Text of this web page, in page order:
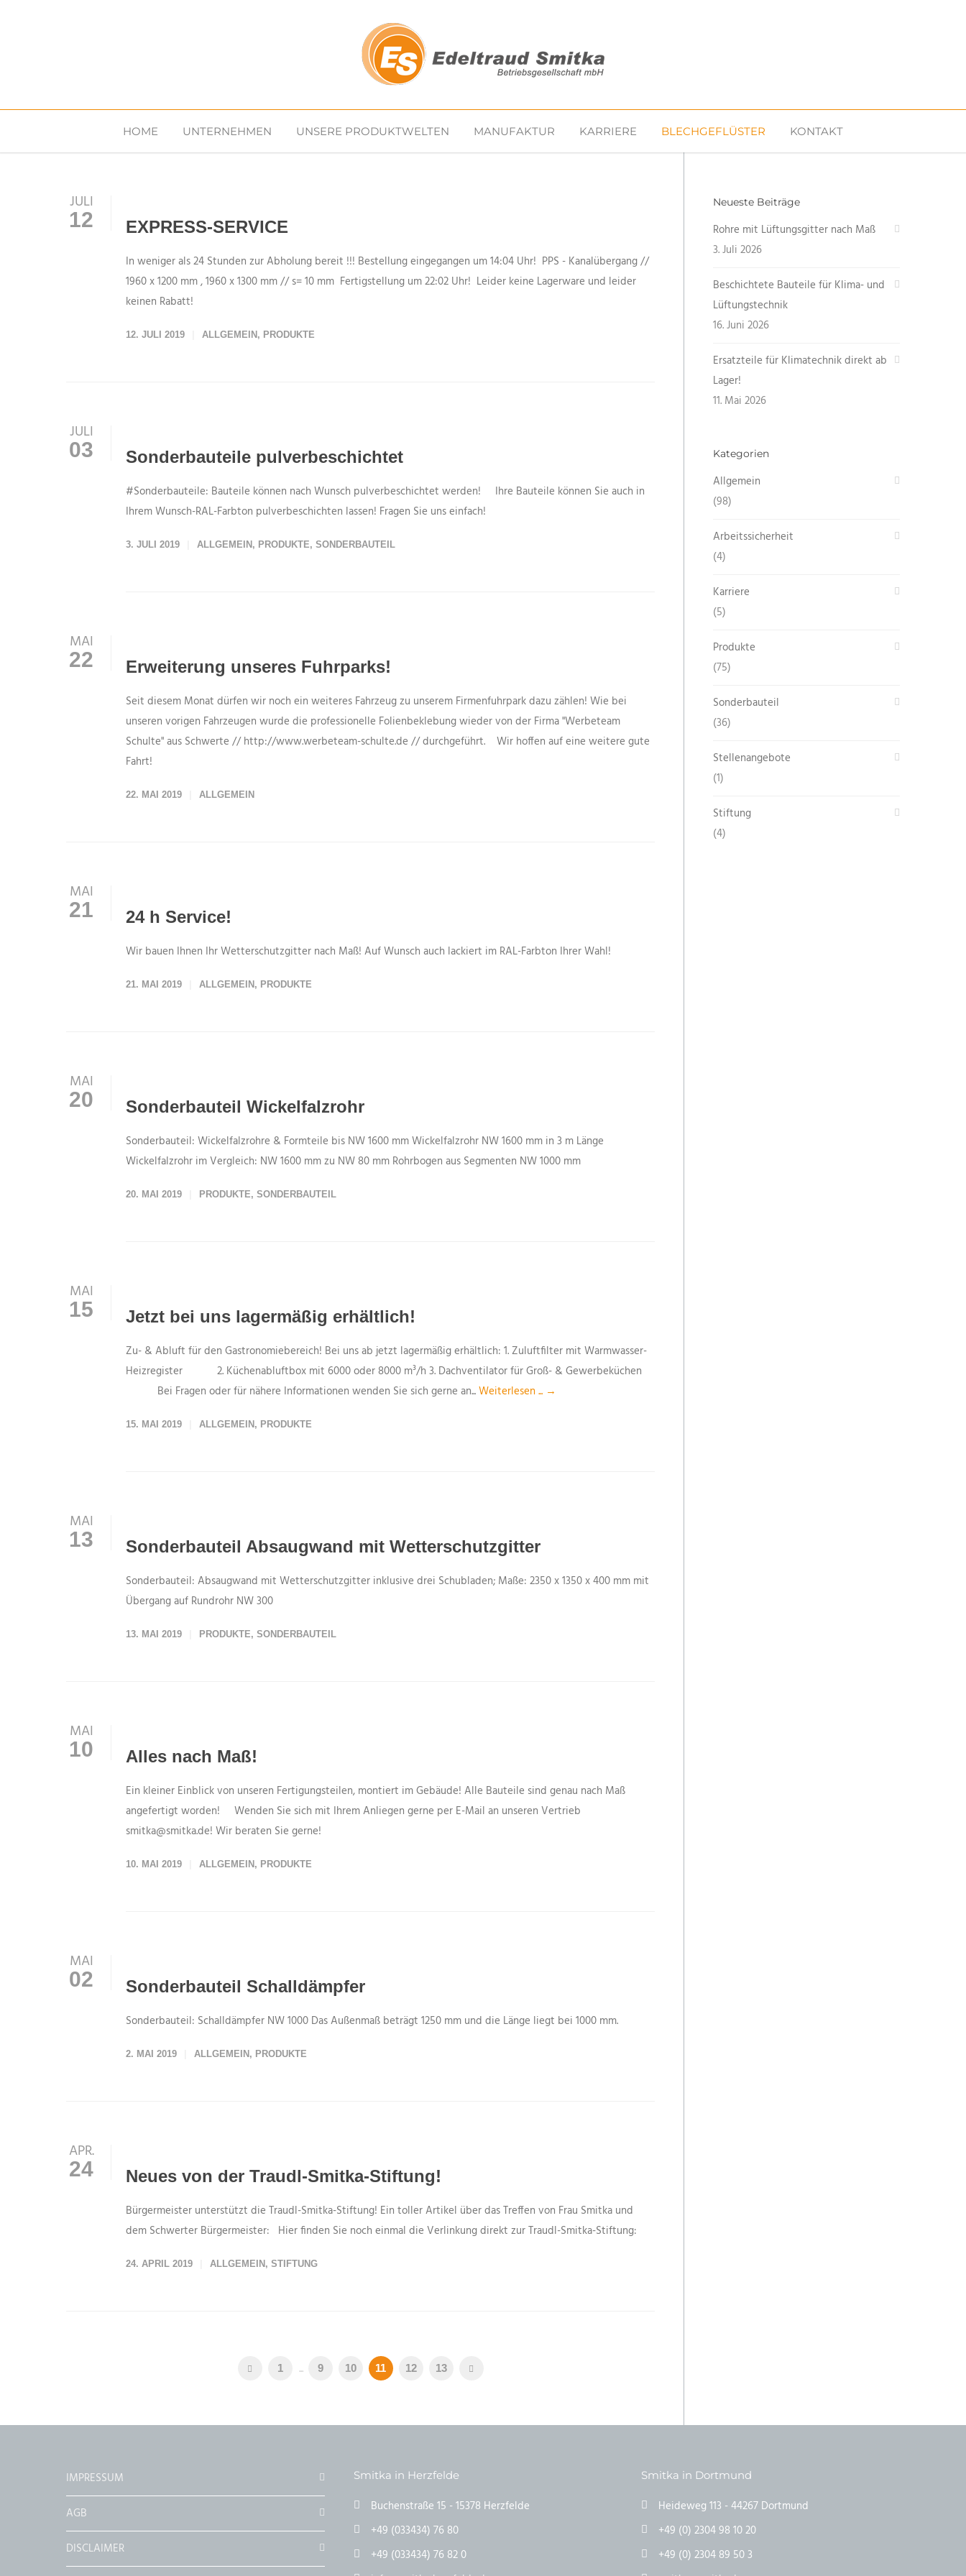
HOME UNTERNEHMEN UNSERE PRODUKTWELTEN MANUFAKTUR KARRIERE BLECHGEFLÜSTER KONTAKT
JULI
12 EXPRESS-SERVICE
In weniger als 24 Stunden zur Abholung bereit !!! Bestellung eingegangen um 14:04 Uhr! PPS - Kanalübergang //
1960 x 1200 mm , 1960 x 1300 mm // s= 10 mm Fertigstellung um 22:02 Uhr! Leider keine Lagerware und leider
keinen Rabatt!
12. JULI 2019 ALLGEMEIN , PRODUKTE
JULI
03 Sonderbauteile pulverbeschichtet
#Sonderbauteile: Bauteile können nach Wunsch pulverbeschichtet werden! Ihre Bauteile können Sie auch in
Ihrem Wunsch-RAL-Farbton pulverbeschichten lassen! Fragen Sie uns einfach!
3. JULI 2019 ALLGEMEIN , PRODUKTE, SONDERBAUTEIL
MAI
22 Erweiterung unseres Fuhrparks!
Seit diesem Monat dürfen wir noch ein weiteres Fahrzeug zu unserem Firmenfuhrpark dazu zählen! Wie bei
unseren vorigen Fahrzeugen wurde die professionelle Folienbeklebung wieder von der Firma "Werbeteam
Schulte" aus Schwerte // http://www.werbeteam-schulte.de // durchgeführt. Wir hoffen auf eine weitere gute
Fahrt!
22. MAI 2019 ALLGEMEIN
MAI
21 24 h Service!
Wir bauen Ihnen Ihr Wetterschutzgitter nach Maß! Auf Wunsch auch lackiert im RAL-Farbton Ihrer Wahl!
21. MAI 2019 ALLGEMEIN , PRODUKTE
MAI
20 Sonderbauteil Wickelfalzrohr
Sonderbauteil: Wickelfalzrohre & Formteile bis NW 1600 mm Wickelfalzrohr NW 1600 mm in 3 m Länge
Wickelfalzrohr im Vergleich: NW 1600 mm zu NW 80 mm Rohrbogen aus Segmenten NW 1000 mm
20. MAI 2019 PRODUKTE, SONDERBAUTEIL
MAI
15 Jetzt bei uns lagermäßig erhältlich!
Zu- & Abluft für den Gastronomiebereich! Bei uns ab jetzt lagermäßig erhältlich: 1. Zuluftfilter mit Warmwasser-
Heizregister 2. Küchenabluftbox mit 6000 oder 8000 m³/h 3. Dachventilator für Groß- & Gewerbeküchen
Bei Fragen oder für nähere Informationen wenden Sie sich gerne an...Weiterlesen ... →
15. MAI 2019 ALLGEMEIN , PRODUKTE
MAI
13 Sonderbauteil Absaugwand mit Wetterschutzgitter
Sonderbauteil: Absaugwand mit Wetterschutzgitter inklusive drei Schubladen; Maße: 2350 x 1350 x 400 mm mit
Übergang auf Rundrohr NW 300
13. MAI 2019 PRODUKTE, SONDERBAUTEIL
MAI
10 Alles nach Maß!
Ein kleiner Einblick von unseren Fertigungsteilen, montiert im Gebäude! Alle Bauteile sind genau nach Maß
angefertigt worden! Wenden Sie sich mit Ihrem Anliegen gerne per E-Mail an unseren Vertrieb
smitka@smitka.de! Wir beraten Sie gerne!
10. MAI 2019 ALLGEMEIN , PRODUKTE
MAI
02 Sonderbauteil Schalldämpfer
Sonderbauteil: Schalldämpfer NW 1000 Das Außenmaß beträgt 1250 mm und die Länge liegt bei 1000 mm.
2. MAI 2019 ALLGEMEIN , PRODUKTE
APR.
24 Neues von der Traudl-Smitka-Stiftung!
Bürgermeister unterstützt die Traudl-Smitka-Stiftung! Ein toller Artikel über das Treffen von Frau Smitka und
dem Schwerter Bürgermeister: Hier finden Sie noch einmal die Verlinkung direkt zur Traudl-Smitka-Stiftung:
24. APRIL 2019 ALLGEMEIN , STIFTUNG
1 ... 9 10 11 12 13
Neueste Beiträge
Rohre mit Lüftungsgitter nach Maß
3. Juli 2026
Beschichtete Bauteile für Klima- und
Lüftungstechnik
16. Juni 2026
Ersatzteile für Klimatechnik direkt ab
Lager!
11. Mai 2026
Kategorien
Allgemein
(98)
Arbeitssicherheit
(4)
Karriere
(5)
Produkte
(75)
Sonderbauteil
(36)
Stellenangebote
(1)
Stiftung
(4)
IMPRESSUM
AGB
DISCLAIMER
Smitka in Herzfelde
Buchenstraße 15 - 15378 Herzfelde
+49 (033434) 76 80
+49 (033434) 76 82 0
Smitka in Dortmund
Heideweg 113 - 44267 Dortmund
+49 (0) 2304 98 10 20
+49 (0) 2304 89 50 3